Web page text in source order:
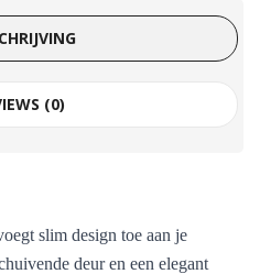
(0)
slim design toe aan je
deur en een elegant